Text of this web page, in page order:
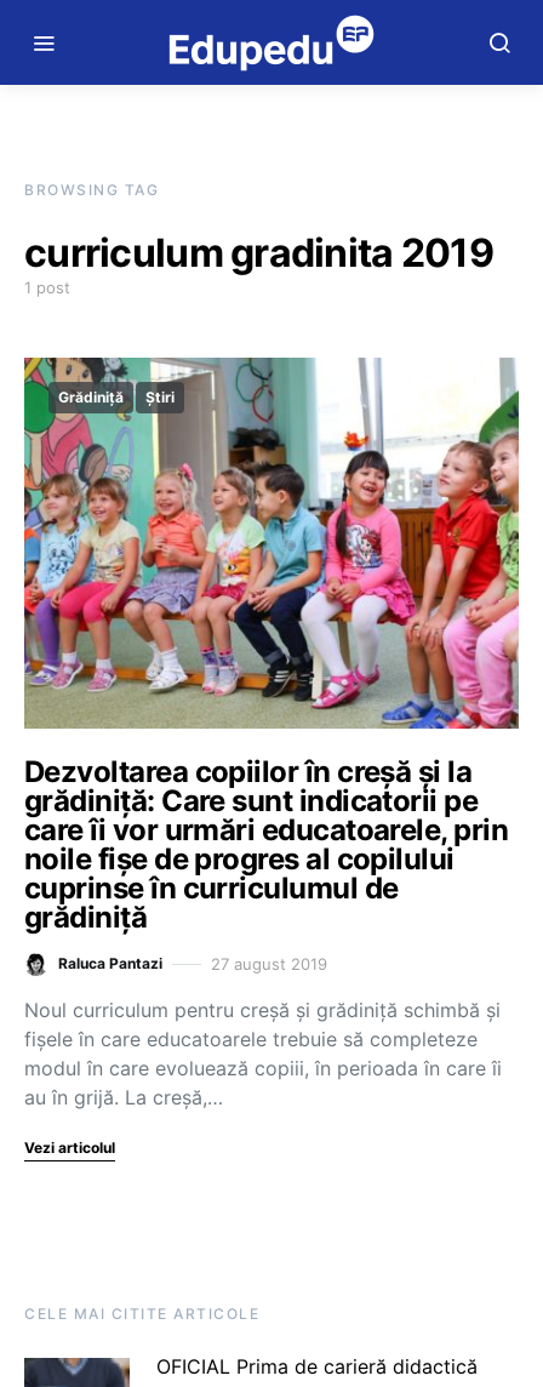
BROWSING TAG
curriculum gradinita 2019
1 post
Grădiniță Știri
Dezvoltarea copiilor în creșă și la
grădiniță: Care sunt indicatorii pe
care îi vor urmări educatoarele, prin
noile fișe de progres al copilului
cuprinse în curriculumul de
grădiniță
Raluca Pantazi 27 august 2019
Noul curriculum pentru creșă și grădiniță schimbă și
fișele în care educatoarele trebuie să completeze
modul în care evoluează copiii, în perioada în care îi
au în grijă. La creșă,…
Vezi articolul
CELE MAI CITITE ARTICOLE
OFICIAL Prima de carieră didactică